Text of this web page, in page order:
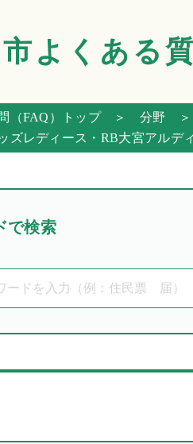
よくある
（FAQ）トップ＞ 分野 ＞
レディース・RB大宮アルデ
で検索